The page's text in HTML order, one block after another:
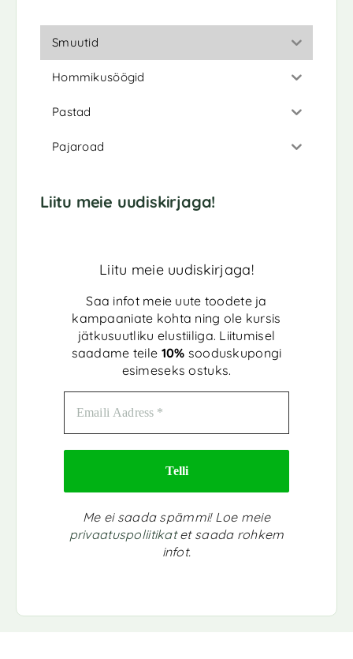
Smuutid
Hommikusöögid
Pastad
Pajaroad
Liitu meie uudiskirjaga!
Liitu meie uudiskirjaga!
Saa infot meie uute toodete ja
kampaaniate kohta ning ole kursis
jätkusuutliku elustiiliga. Liitumisel
saadame teile 10% sooduskupongi
esimeseks ostuks.
Me ei saada spämmi! Loe meie
privaatuspoliitikatet saada rohkem
infot.